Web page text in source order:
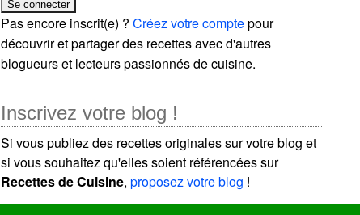
Pas encore inscrit(e) ?Créez votre comptepour
découvrir et partager des recettes avec d'autres
blogueurs et lecteurs passionnés de cuisine.
Inscrivez votre blog !
Si vous publiez des recettes originales sur votre blog et
si vous souhaitez qu'elles soient référencées sur
Recettes de Cuisine,proposez votre blog !